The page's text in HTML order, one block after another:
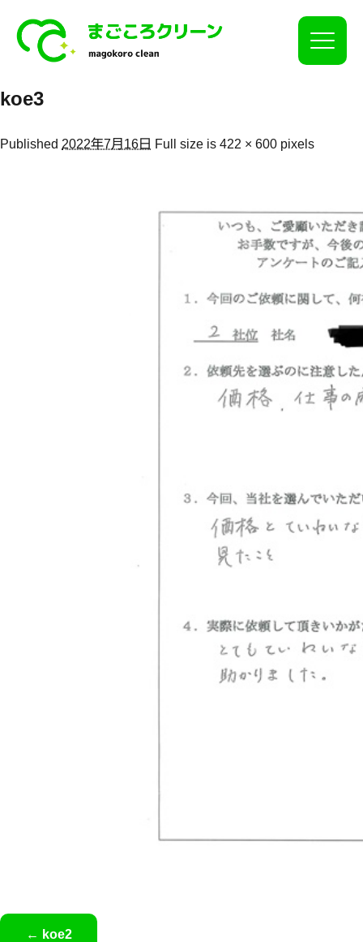
Click
koe3
Published 2022年7月16日 Full size is 422 × 600 pixels
koe2